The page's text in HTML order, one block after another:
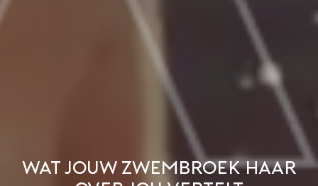
Wat jouw zwembroek haar